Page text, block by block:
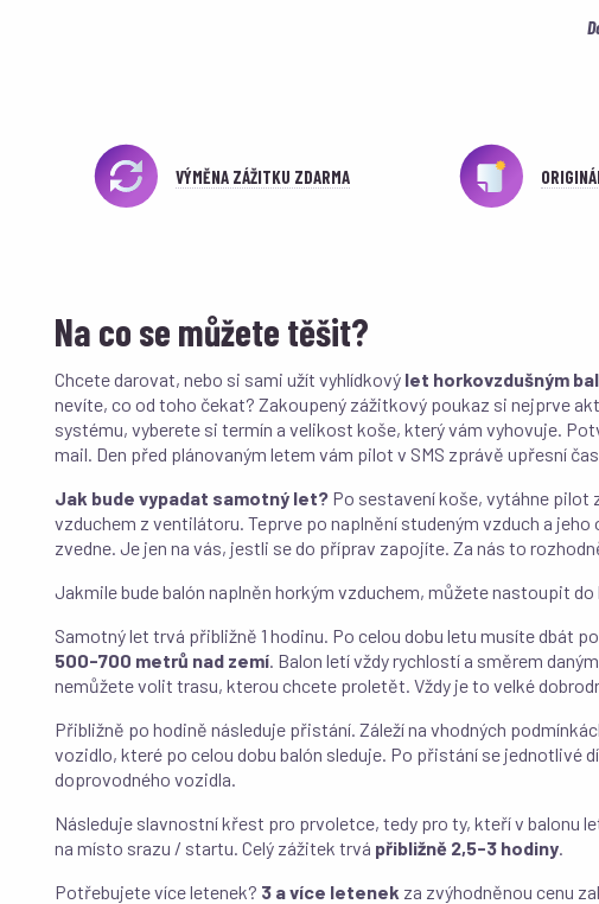
VÝMĚNA ZÁŽITKU ZDARMA
Na co se můžete těšit?
Chcete darovat, nebo si sami užít vyhlídkový let horkovzdušným
nevíte, co od toho čekat? Zakoupený zážitkový poukaz si nejprve
systému, vyberete si termín a velikost koše, který vám vyhovuje.
mail. Den před plánovaným letem vám pilot v SMS zprávě upřesní
Jak bude vypadat samotný let? Po sestavení koše, vytáhne pilot
vzduchem z ventilátoru. Teprve po naplnění studeným vzduch a
zvedne. Je jen na vás, jestli se do příprav zapojíte. Za nás to
Jakmile bude balón naplněn horkým vzduchem, můžete nastoupit do
Samotný let trvá přibližně 1 hodinu. Po celou dobu letu musíte dbát
500-700 metrů nad zemí . Balon letí vždy rychlostí a směrem
nemůžete volit trasu, kterou chcete proletět. Vždy je to velké
Přibližně po hodině následuje přistání. Záleží na vhodných
vozidlo, které po celou dobu balón sleduje. Po přistání se jednotlivé
doprovodného vozidla.
Následuje slavnostní křest pro prvoletce, tedy pro ty, kteří v balonu
na místo srazu / startu. Celý zážitek trvá přibližně 2,5-3 hodiny
Potřebujete více letenek? 3 a více letenek za zvýhodněnou cenu